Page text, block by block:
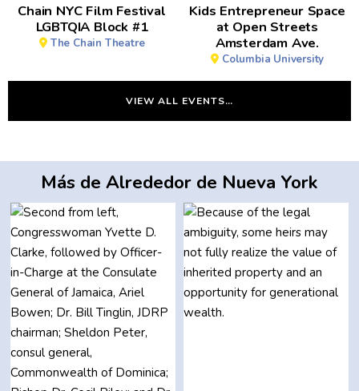
Chain NYC Film Festival
LGBTQIA Block #1
The Chain Theatre
Kids Entrepreneur Space
at Open Streets
Amsterdam Ave.
Columbia University
VIEW ALL EVENTS…
Más de Alrededor de Nueva York